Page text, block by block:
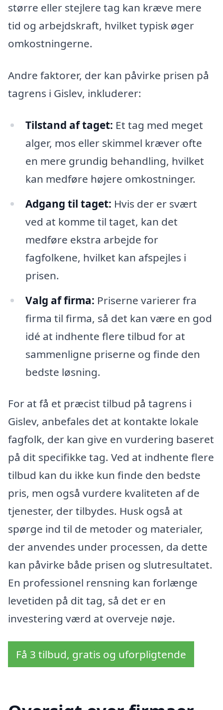
større eller stejlere tag kan kræve mere
tid og arbejdskraft, hvilket typisk øger
omkostningerne.
Andre faktorer, der kan påvirke prisen på
tagrens i Gislev, inkluderer:
Tilstand af taget: Et tag med meget
alger, mos eller skimmel kræver ofte
en mere grundig behandling, hvilket
kan medføre højere omkostninger.
Adgang til taget: Hvis der er svært
ved at komme til taget, kan det
medføre ekstra arbejde for
fagfolkene, hvilket kan afspejles i
prisen.
Valg af firma: Priserne varierer fra
firma til firma, så det kan være en god
idé at indhente flere tilbud for at
sammenligne priserne og finde den
bedste løsning.
For at få et præcist tilbud på tagrens i
Gislev, anbefales det at kontakte lokale
fagfolk, der kan give en vurdering baseret
på dit specifikke tag. Ved at indhente flere
tilbud kan du ikke kun finde den bedste
pris, men også vurdere kvaliteten af de
tjenester, der tilbydes. Husk også at
spørge ind til de metoder og materialer,
der anvendes under processen, da dette
kan påvirke både prisen og slutresultatet.
En professionel rensning kan forlænge
levetiden på dit tag, så det er en
investering værd at overveje nøje.
Få 3 tilbud, gratis og uforpligtende